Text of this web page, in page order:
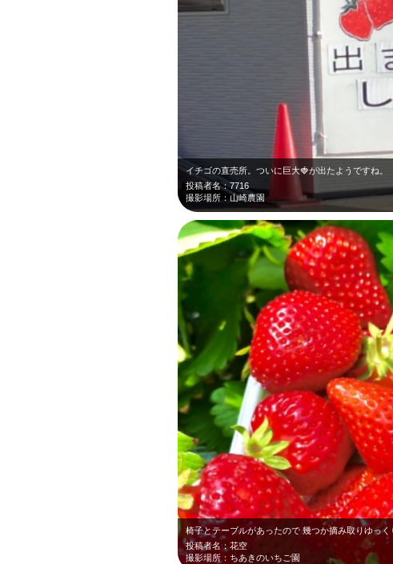
イチゴの直売所。ついに巨大🍓が出たようですね。
投稿者名：7716
撮影場所：山崎農園
椅子とテーブルがあったので 幾つか摘み取りゆっ
投稿者名：花空
撮影場所：ちあきのいちご園